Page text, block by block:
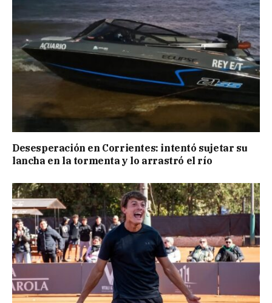
Desesperación en Corrientes: intentó sujetar su
lancha en la tormenta y lo arrastró el río